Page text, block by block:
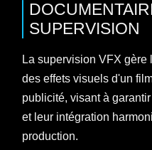
SUPERVISION
La supervision VFX
des effets visuels d'un
publicité, visant à
et leur intégration
production.